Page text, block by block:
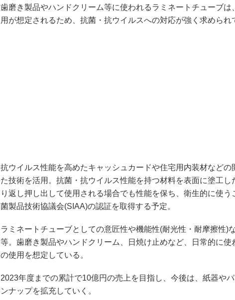
歯磨き製品やハンドクリーム等に使われるラミネートチューブは
用が想定されるため、抗菌・抗ウイルスへの対応が強く求められ
抗ウイルス性能を高めたキャッシュカードや住宅用内装材などの
た技術を活用。抗菌・抗ウイルス性能を持つ材料を表面に塗工し
り返し押し出して使用される場合でも性能を保ち、衛生的に使う
菌製品技術協議会(SIAA)の認証を取得する予定。
ラミネートチューブとしての意匠性や機能性(耐光性・耐摩擦性)
等。歯磨き製品やハンドクリーム、日焼け止めなど、日常的に使
の使用を想定している。
2023年度までの累計で10億円の売上を目指し、今後は、紙器や
ンナップを拡充していく。